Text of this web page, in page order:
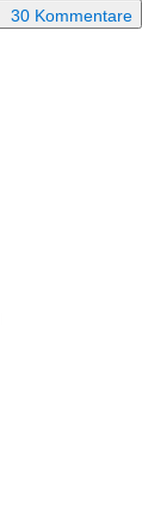
30 Kommentare